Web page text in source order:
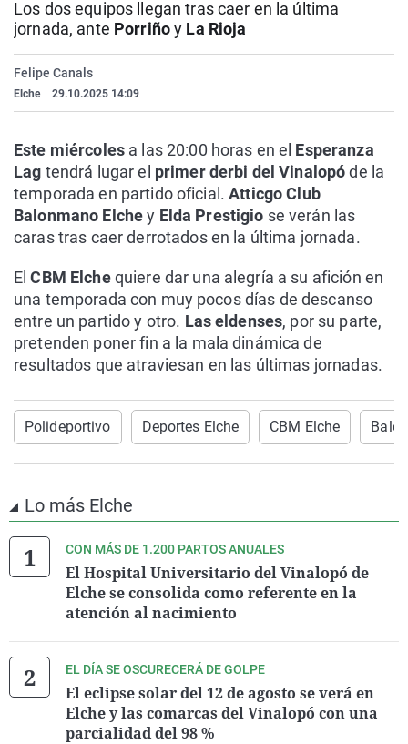
La rosa de los vientos
Caso
Operación Viuda
Extremadura
Navarra
País Vasco
Virales
Los dos equipos llegan tras caer en la última
jornada, ante Porriñoy La Rioja
Felipe Canals
Elche 29.10.2025 14:09
Este miércolesa las 20:00 horas en el Esperanza
Lag tendrá lugar el primer derbi del Vinalopóde la
temporada en partido oficial.Atticgo Club
Balonmano Elchey Elda Prestigio se verán las
caras tras caer derrotados en la última jornada.
ElCBM Elchequiere dar una alegría a su afición en
una temporada con muy pocos días de descanso
entre un partido y otro. Las eldenses, por su parte,
pretenden poner fin a la mala dinámica de
resultados que atraviesan en las últimas jornadas.
Polideportivo Deportes Elche CBM Elche
Lo más Elche
CON MÁS DE 1.200 PARTOS ANUALES
El Hospital Universitario del Vinalopó de
Elche se consolida como referente en la
atención al nacimiento
EL DÍA SE OSCURECERÁ DE GOLPE
El eclipse solar del 12 de agosto se verá en
Elche y las comarcas del Vinalopó con una
parcialidad del 98 %